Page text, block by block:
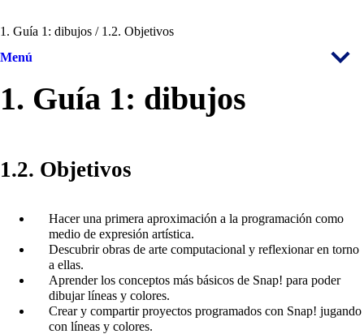
1. Guía 1: dibujos / 1.2. Objetivos
Menú
1. Guía 1: dibujos
1.2. Objetivos
Hacer una primera aproximación a la programación como
medio de expresión artística.
Descubrir obras de arte computacional y reflexionar en torno
a ellas.
Aprender los conceptos más básicos de Snap! para poder
dibujar líneas y colores.
Crear y compartir proyectos programados con Snap! jugando
con líneas y colores.